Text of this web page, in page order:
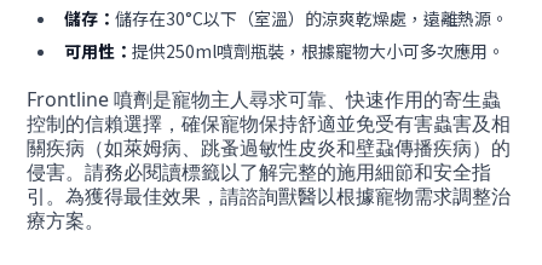
儲存：儲存在30°C以下（室溫）的涼爽乾燥處，遠離熱源。
可用性：提供250ml噴劑瓶裝，根據寵物大小可多次應用。
Frontline 噴劑是寵物主人尋求可靠、快速作用的寄生蟲
控制的信賴選擇，確保寵物保持舒適並免受有害蟲害及相
關疾病（如萊姆病、跳蚤過敏性皮炎和壁蝨傳播疾病）的
侵害。請務必閱讀標籤以了解完整的施用細節和安全指
引。為獲得最佳效果，請諮詢獸醫以根據寵物需求調整治
療方案。